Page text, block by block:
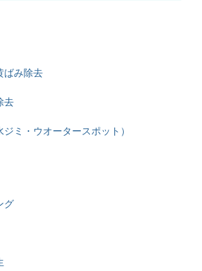
ばみ除去
去
ミ・ウオータースポット）
グ